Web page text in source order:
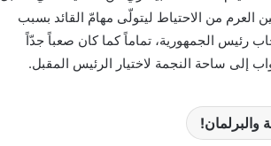
العرم من الاحتياط ليتولّى مهامّ القائد بسبب
رئيس الجمهورية، تماماً كما كان صعباً جدّاً
إلى ساحة النجمة لاختيار الرئيس المقبل.